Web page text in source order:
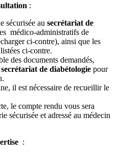
:
sécurisée au secrétariat de
médico-administratifs de
ci-contre), ainsi que les
ci-contre.
des documents demandés,
secrétariat de diabétologie pour
il est nécessaire de recueillir le
le compte rendu vous sera
sécurisée et adressé au médecin
: